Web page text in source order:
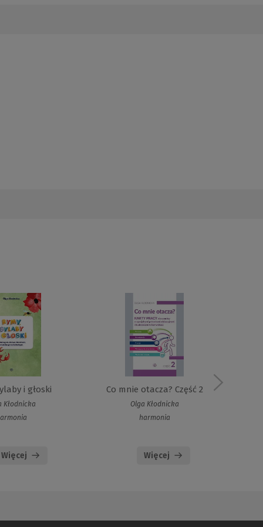
i głoski
Kłodnicka
Więcej
Co mnie otacza? Część 2
Olga Kłodnicka
harmonia
Więcej